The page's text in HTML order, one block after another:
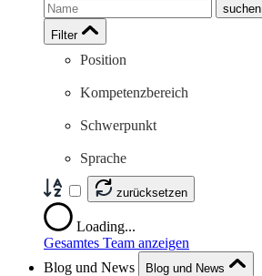
suchen
Filter
Position
Kompetenzbereich
Schwerpunkt
Sprache
zurücksetzen
Loading...
Gesamtes Team anzeigen
Blog und News
Blog und News